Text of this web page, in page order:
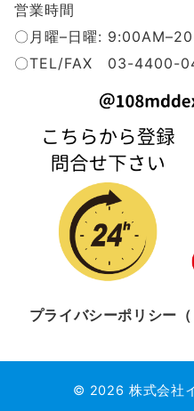
営業時間
〇月曜–日曜:
〇TEL/FAX 03-4400-
プライバシーポリシー
© 2026 株式会社